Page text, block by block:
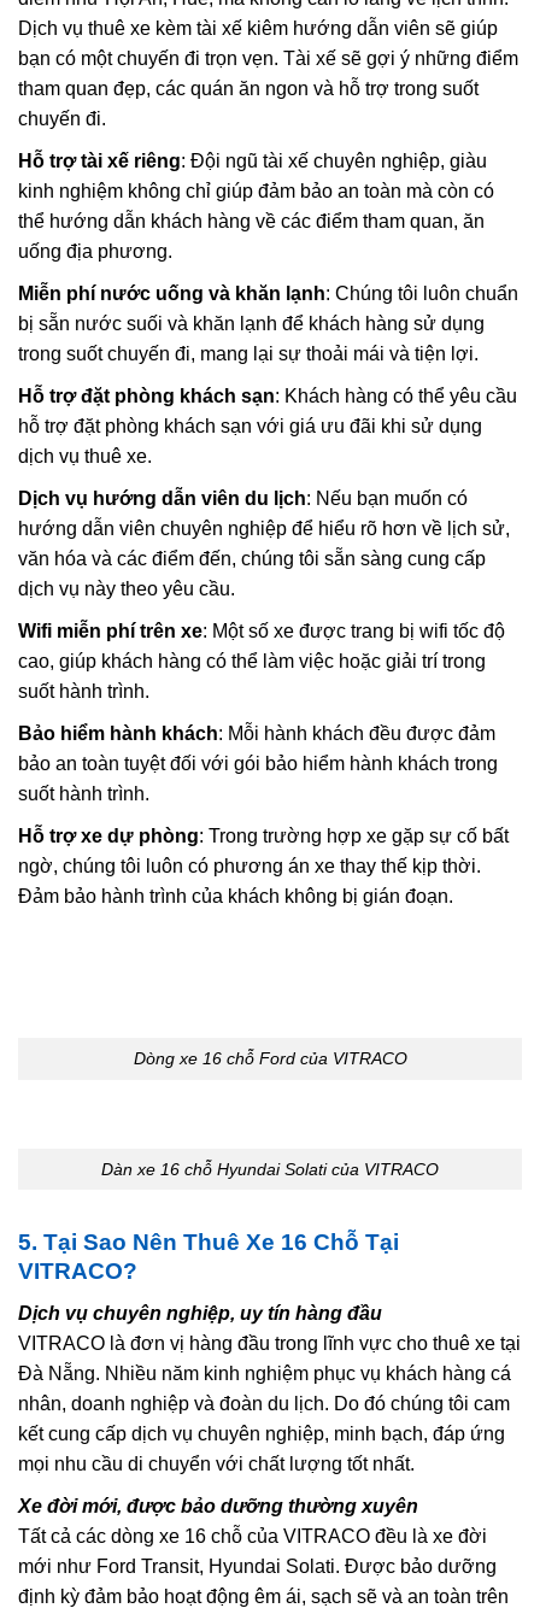
Dịch vụ thuê xe kèm tài xế kiêm hướng dẫn viên sẽ giúp
bạn có một chuyến đi trọn vẹn. Tài xế sẽ gợi ý những điểm
tham quan đẹp, các quán ăn ngon và hỗ trợ trong suốt
chuyến đi.
Hỗ trợ tài xế riêng: Đội ngũ tài xế chuyên nghiệp, giàu
kinh nghiệm không chỉ giúp đảm bảo an toàn mà còn có
thể hướng dẫn khách hàng về các điểm tham quan, ăn
uống địa phương.
Miễn phí nước uống và khăn lạnh: Chúng tôi luôn chuẩn
bị sẵn nước suối và khăn lạnh để khách hàng sử dụng
trong suốt chuyến đi, mang lại sự thoải mái và tiện lợi.
Hỗ trợ đặt phòng khách sạn: Khách hàng có thể yêu cầu
hỗ trợ đặt phòng khách sạn với giá ưu đãi khi sử dụng
dịch vụ thuê xe.
Dịch vụ hướng dẫn viên du lịch: Nếu bạn muốn có
hướng dẫn viên chuyên nghiệp để hiểu rõ hơn về lịch sử,
văn hóa và các điểm đến, chúng tôi sẵn sàng cung cấp
dịch vụ này theo yêu cầu.
Wifi miễn phí trên xe: Một số xe được trang bị wifi tốc độ
cao, giúp khách hàng có thể làm việc hoặc giải trí trong
suốt hành trình.
Bảo hiểm hành khách: Mỗi hành khách đều được đảm
bảo an toàn tuyệt đối với gói bảo hiểm hành khách trong
suốt hành trình.
Hỗ trợ xe dự phòng: Trong trường hợp xe gặp sự cố bất
ngờ, chúng tôi luôn có phương án xe thay thế kịp thời.
Đảm bảo hành trình của khách không bị gián đoạn.
Dòng xe 16 chỗ Ford của VITRACO
Dàn xe 16 chỗ Hyundai Solati của VITRACO
5. Tại Sao Nên Thuê Xe 16 Chỗ Tại
VITRACO?
Dịch vụ chuyên nghiệp, uy tín hàng đầu
VITRACO là đơn vị hàng đầu trong lĩnh vực cho thuê xe tại
Đà Nẵng. Nhiều năm kinh nghiệm phục vụ khách hàng cá
nhân, doanh nghiệp và đoàn du lịch. Do đó chúng tôi cam
kết cung cấp dịch vụ chuyên nghiệp, minh bạch, đáp ứng
mọi nhu cầu di chuyển với chất lượng tốt nhất.
Xe đời mới, được bảo dưỡng thường xuyên
Tất cả các dòng xe 16 chỗ của VITRACO đều là xe đời
mới như Ford Transit, Hyundai Solati. Được bảo dưỡng
định kỳ đảm bảo hoạt động êm ái, sạch sẽ và an toàn trên